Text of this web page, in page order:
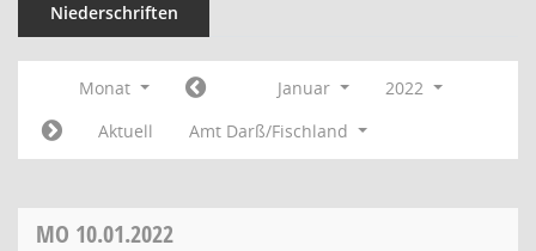
Niederschriften
Monat Januar
2022
Aktuell
Amt Darß/Fischland
MO 10.01.2022